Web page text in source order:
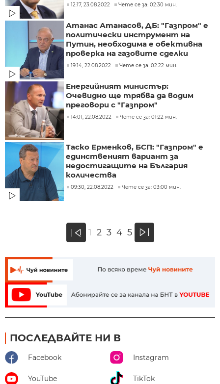
12:17, 23.08.2022 Чете се за: 02:30 мин.
Атанас Атанасов, ДБ: "Газпром" е
политически инструмент на
Путин, необходима е обективна
проверка на газовите сделки
19:14, 22.08.2022 Чете се за: 02:22 мин.
Енергийният министър:
Очевидно ще трябва да водим
преговори с "Газпром"
14:01, 22.08.2022 Чете се за: 01:22 мин.
Таско Ерменков, БСП: "Газпром" е
единственият вариант за
недостигащите на България
количества
09:30, 22.08.2022 Чете се за: 03:00 мин.
« 1 2 3 4 5 »
ПОСЛЕДВАЙТЕ НИ В
Facebook Instagram
YouTube TikTok